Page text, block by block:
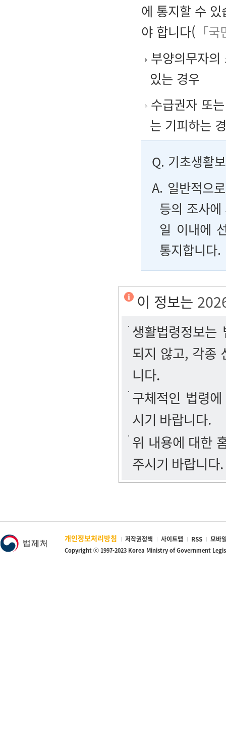
에 통지할 수
야 합니다( 「
부양의무자의
있는 경우
수급권자 또
는 기피하는
Q. 기초생활
A. 일반적으
등의 조사
일 이내에
통지합니다.
이 정보는
생활법령정보
되지 않고, 각종
니다.
구체적인 법령
시기 바랍니다.
위 내용에 대한
주시기 바랍니다.
개인정보처리방침 저작권정책 사이트맵 RSS 모바
Copyright ⓒ 1997-2023 Korea Ministry of Government